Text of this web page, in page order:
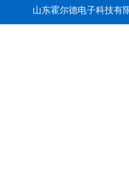
山东霍尔德电子科技有